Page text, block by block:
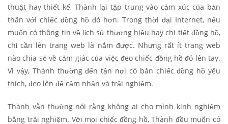
thuật hay thiết kế, Thành lại tập trung vào cảm xúc của bản
thân với chiếc đồng hồ đó hơn. Trong thời đại Internet, nếu
muốn có thông tin về lịch sử thương hiệu hay chi tiết đồng hồ,
chỉ cần lên trang web là nắm được. Nhưng rất ít trang web
nào chia sẻ về cảm giác của việc đeo chiếc đồng hồ đó lên tay.
Vì vậy, Thành thường đến tận nơi có bán chiếc đồng hồ yêu
thích, đeo lên để cảm nhận và trải nghiệm.
Thành vẫn thường nói rằng không ai cho mình kinh nghiệm
bằng trải nghiệm. Với mọi chiếc đồng hồ, Thành đều muốn có